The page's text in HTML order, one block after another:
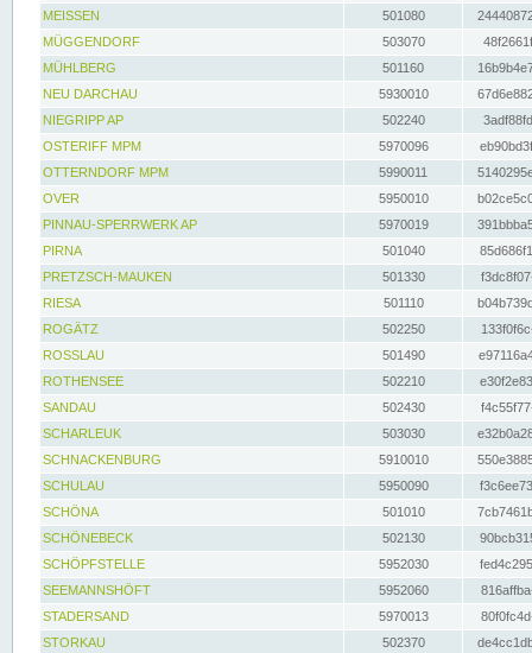
MEISSEN
501080
MÜGGENDORF
503070
MÜHLBERG
501160
NEU DARCHAU
5930010
NIEGRIPP AP
502240
OSTERIFF MPM
5970096
OTTERNDORF MPM
5990011
OVER
5950010
PINNAU-SPERRWERK AP
5970019
PIRNA
501040
PRETZSCH-MAUKEN
501330
RIESA
501110
ROGÄTZ
502250
ROSSLAU
501490
ROTHENSEE
502210
SANDAU
502430
SCHARLEUK
503030
SCHNACKENBURG
5910010
SCHULAU
5950090
SCHÖNA
501010
SCHÖNEBECK
502130
SCHÖPFSTELLE
5952030
SEEMANNSHÖFT
5952060
STADERSAND
5970013
STORKAU
502370